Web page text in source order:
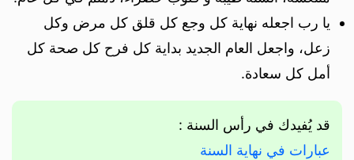
يا رب اجعله نهاية كل وجع كل قلق كل مرض وكل
زعل، واجعل العام الجديد بداية كل فرح كل صحة كل
أمل كل سعادة.
قد يُفيدك في رأس السنة :
عبارات في نهاية السنة